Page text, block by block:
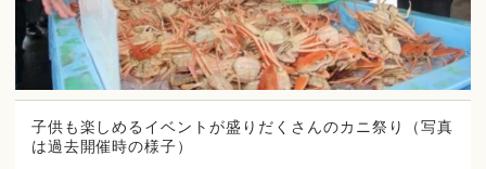
子供も楽しめるイベントが盛りだくさんのカニ祭り（写真
は過去開催時の様子）